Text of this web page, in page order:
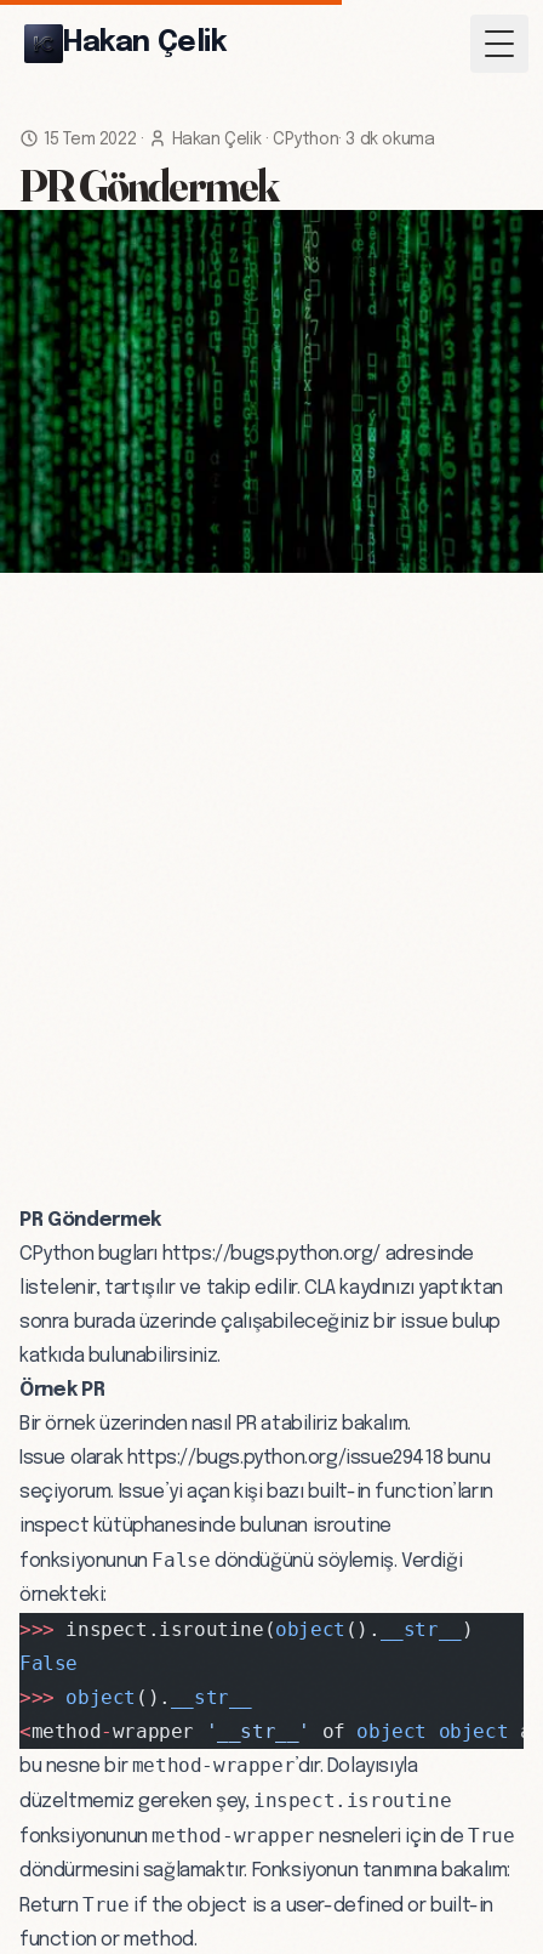
Hakan Çelik
15 Tem 2022 · Hakan Çelik·CPython· 3 dk okuma
PR Göndermek
PR Göndermek
CPython bugları https://bugs.python.org/ adresinde
listelenir, tartışılır ve takip edilir. CLA kaydınızı yaptıktan
sonra burada üzerinde çalışabileceğiniz bir issue bulup
katkıda bulunabilirsiniz.
Örnek PR
Bir örnek üzerinden nasıl PR atabiliriz bakalım.
Issue olarak https://bugs.python.org/issue29418 bunu
seçiyorum. Issue’yi açan kişi bazı built-in function’ların
inspect kütüphanesinde bulunan isroutine
fonksiyonunun False döndüğünü söylemiş. Verdiği
örnekteki:
>>> inspect.isroutine(object (). __str__
)
False
>>> object ().
__str__
<method-wrapper '__str__' of object object
bu nesne birmethod-wrapper’dır. Dolayısıyla
düzeltmemiz gereken şey, inspect.isroutine
fonksiyonununmethod-wrapper nesneleri için de True
döndürmesini sağlamaktır. Fonksiyonun tanımına bakalım:
Return True if the object is a user-defined or built-in
function or method.